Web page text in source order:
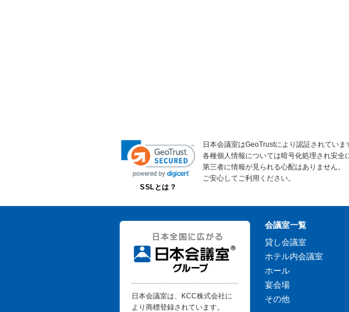
SSLとは？
日本会議室はGeoTrustにより認証されていま
各種個人情報については暗号化処理され安全
第三者に情報が見られる心配はありません。
ご安心してご利用ください。
日本会議室は、KCC株式会社に
より商標登録されています。
会議室一覧
貸し会議室
ホテル内会議室
ホール
宴会場
その他